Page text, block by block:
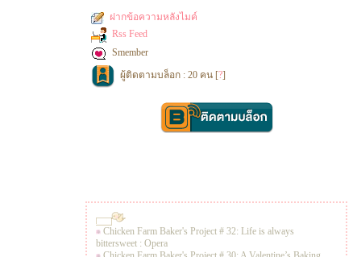
ฝากข้อความหลังไมค์
Rss Feed
Smember
ผู้ติดตามบล็อก : 20 คน [?]
Chicken Farm Baker's Project # 32: Life is always
bittersweet : Opera